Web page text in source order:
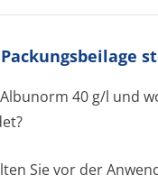
40 g/l und
Sie vor der